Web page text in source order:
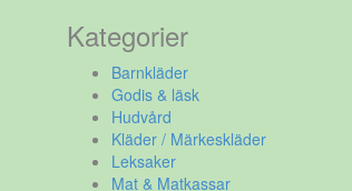
Kategorier
Barnkläder
Godis & läsk
Hudvård
Kläder / Märkeskläder
Leksaker
Mat & Matkassar